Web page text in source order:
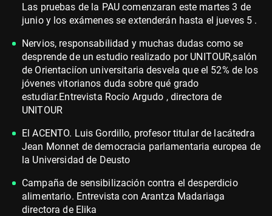
Las pruebas de la PAU comenzaran este martes 3 de
junio y los exámenes se extenderán hasta el jueves 5 .
Nervios, responsabilidad y muchas dudas como se
desprende de un estudio realizado por UNITOUR,salón
de Orientaciíon universitaria desvela que el 52% de los
jóvenes vitorianos duda sobre qué grado
estudiar.Entrevista Rocío Argudo , directora de
UNITOUR
El ACENTO. Luis Gordillo, profesor titular de lacátedra
Jean Monnet de democracia parlamentaria europea de
la Universidad de Deusto
Campaña de sensibilización contra el desperdicio
alimentario. Entrevista con Arantza Madariaga
directora de Elika